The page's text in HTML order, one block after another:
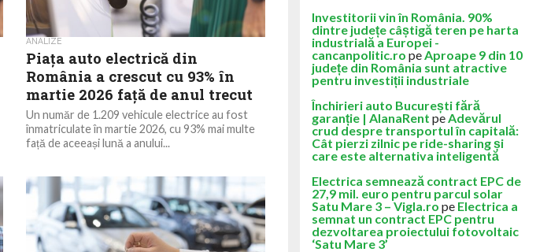
ANALIZE
Piața auto electrică din
România a crescut cu 93% în
martie 2026 față de anul trecut
Un număr de 1.209 vehicule electrice au fost
înmatriculate în martie 2026, cu 93% mai multe
față de aceeași lună a anului...
Investitorii vin în România. 90%
dintre județe câștigă teren pe harta
industrială a Europei -
cancanpolitic.ro peAproape 9 din 10
județe din România sunt atractive
pentru investiții industriale
Închirieri auto București fără
garanție | AlanaRent peAdevărul
crud despre transportul în capitală:
Cât pierzi zilnic pe ride-sharing și
care este alternativa inteligentă
Electrica semnează contract EPC de
27,9 mil. euro pentru parcul solar
Satu Mare 3 – Vigla.ro pe Electrica a
semnat un contract EPC pentru
dezvoltarea proiectului fotovoltaic
‘Satu Mare 3’